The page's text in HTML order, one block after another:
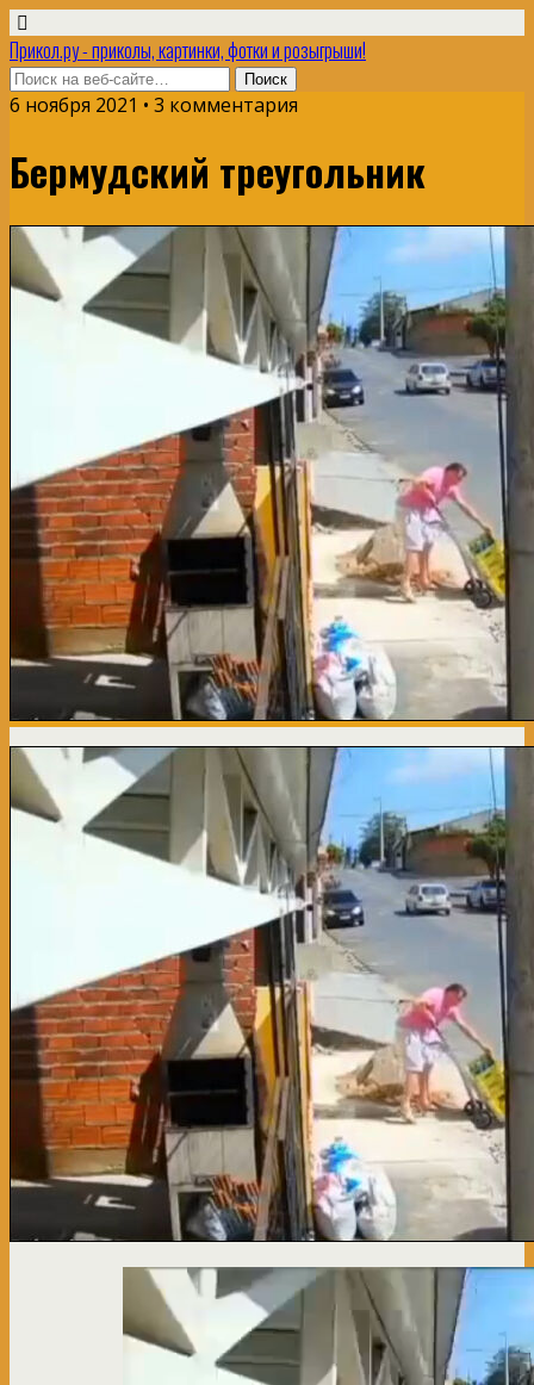
Прикол.ру - приколы, картинки, фотки и розыгрыши!
6 ноября 2021 • 3 комментария
Бермудский треугольник